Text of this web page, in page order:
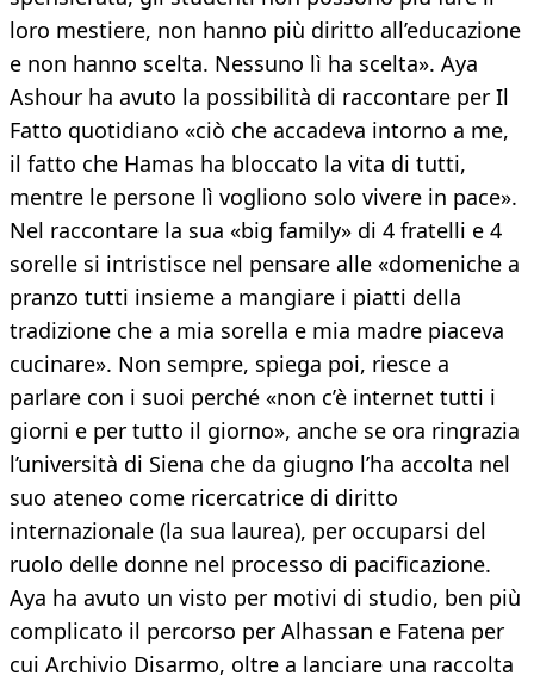
loro mestiere, non hanno più diritto all’educazione
e non hanno scelta. Nessuno lì ha scelta». Aya
Ashour ha avuto la possibilità di raccontare per Il
Fatto quotidiano «ciò che accadeva intorno a me,
il fatto che Hamas ha bloccato la vita di tutti,
mentre le persone lì vogliono solo vivere in pace».
Nel raccontare la sua «big family» di 4 fratelli e 4
sorelle si intristisce nel pensare alle «domeniche a
pranzo tutti insieme a mangiare i piatti della
tradizione che a mia sorella e mia madre piaceva
cucinare». Non sempre, spiega poi, riesce a
parlare con i suoi perché «non c’è internet tutti i
giorni e per tutto il giorno», anche se ora ringrazia
l’università di Siena che da giugno l’ha accolta nel
suo ateneo come ricercatrice di diritto
internazionale (la sua laurea), per occuparsi del
ruolo delle donne nel processo di pacificazione.
Aya ha avuto un visto per motivi di studio, ben più
complicato il percorso per Alhassan e Fatena per
cui Archivio Disarmo, oltre a lanciare una raccolta